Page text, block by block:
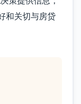
和关切与房贷